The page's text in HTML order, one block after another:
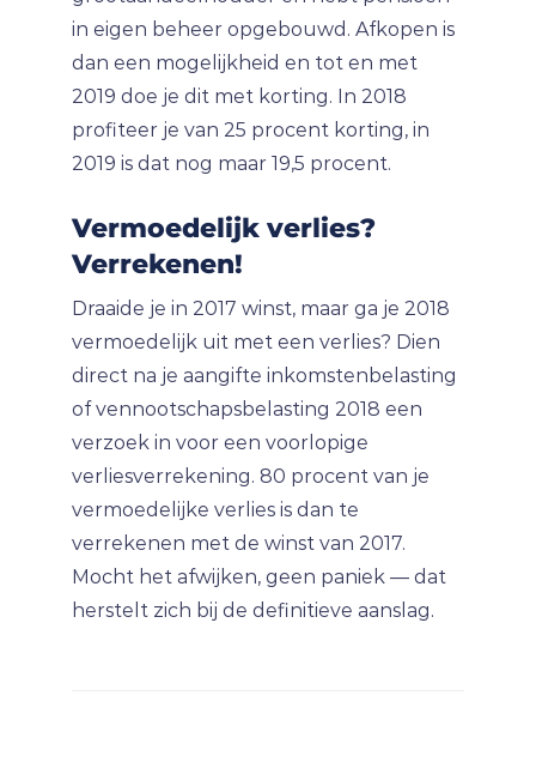
in eigen beheer opgebouwd. Afkopen is
dan een mogelijkheid en tot en met
2019 doe je dit met korting. In 2018
profiteer je van 25 procent korting, in
2019 is dat nog maar 19,5 procent.
Vermoedelijk verlies?
Verrekenen!
Draaide je in 2017 winst, maar ga je 2018
vermoedelijk uit met een verlies? Dien
direct na je aangifte inkomstenbelasting
of vennootschapsbelasting 2018 een
verzoek in voor een voorlopige
verliesverrekening. 80 procent van je
vermoedelijke verlies is dan te
verrekenen met de winst van 2017.
Mocht het afwijken, geen paniek — dat
herstelt zich bij de definitieve aanslag.